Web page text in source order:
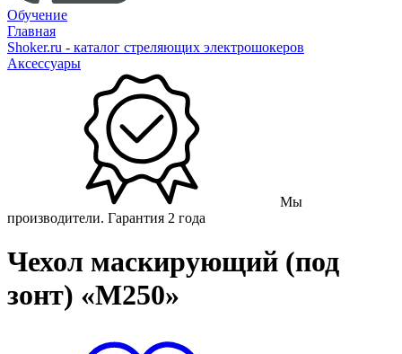
Обучение
Главная
Shoker.ru - каталог стреляющих электрошокеров
Аксессуары
Мы
производители. Гарантия 2 года
Чехол маскирующий (под
зонт) «М250»